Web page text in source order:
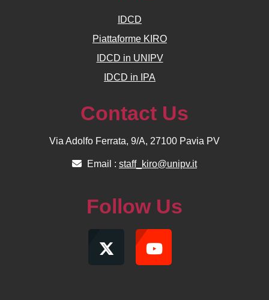
IDCD
Piattaforme KIRO
IDCD in UNIPV
IDCD in IPA
Contact Us
Via Adolfo Ferrata, 9/A, 27100 Pavia PV
Email : staff_kiro@unipv.it
Follow Us